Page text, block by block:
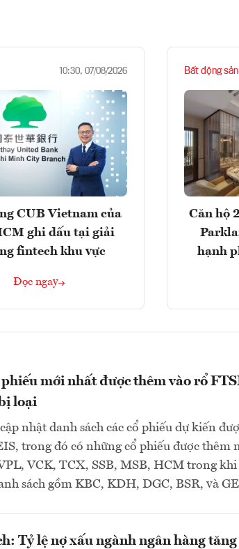
10:30, 07/08/2026
CUB Vietnam của
ghi dấu tại giải
fintech khu vực
Đọc ngay
Bất động sản
Căn hộ
hạnh
phiếu mới nhất được thêm vào rổ
loại
nhật danh sách các cổ phiếu dự kiến
trong đó có những cổ phiếu được thêm
VCK, TCX, SSB, MSB, HCM trong khi
sách gồm KBC, KDH, DGC, BSR, và
Tỷ lệ nợ xấu ngành ngân hàng